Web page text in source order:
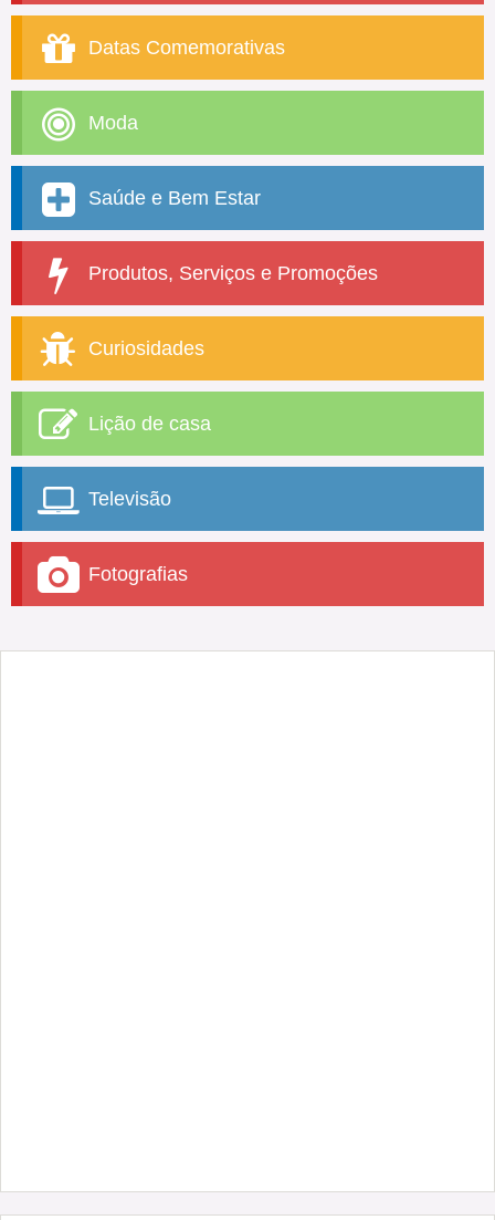
Datas Comemorativas
Moda
Saúde e Bem Estar
Produtos, Serviços e Promoções
Curiosidades
Lição de casa
Televisão
Fotografias